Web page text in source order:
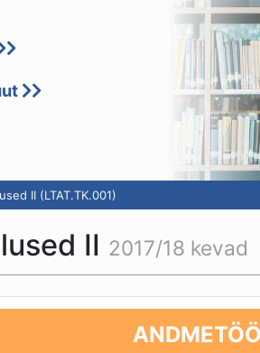
II (LTAT.TK.001)
II 2017/18 kevad